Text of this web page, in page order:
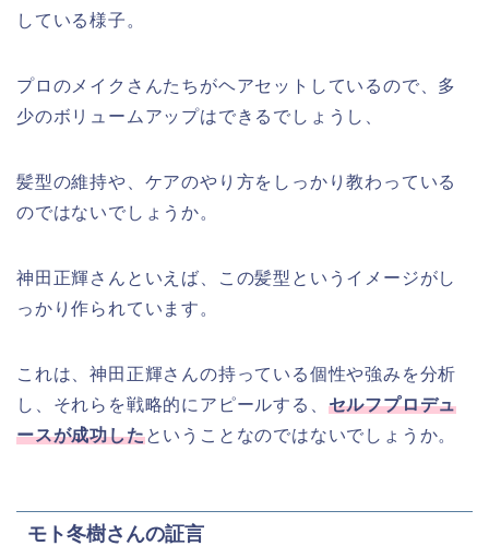
している様子。
プロのメイクさんたちがヘアセットしているので、多
少のボリュームアップはできるでしょうし、
髪型の維持や、ケアのやり方をしっかり教わっている
のではないでしょうか。
神田正輝さんといえば、この髪型というイメージがし
っかり作られています。
これは、神田正輝さんの持っている個性や強みを分析
し、それらを戦略的にアピールする、 セルフプロデュ
ースが成功したということなのではないでしょうか。
モト冬樹さんの証言